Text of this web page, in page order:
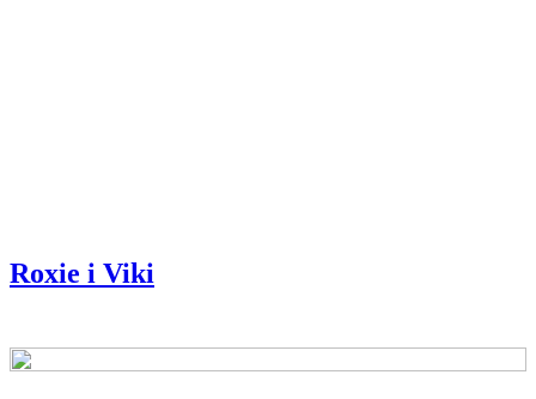
Roxie i Viki